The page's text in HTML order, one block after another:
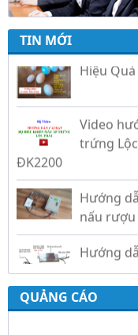
TIN MỚI
Trứng
trứng
ĐK2200
nấu
Hướng
chua
Hướng
gold,
QUẢNG CÁO